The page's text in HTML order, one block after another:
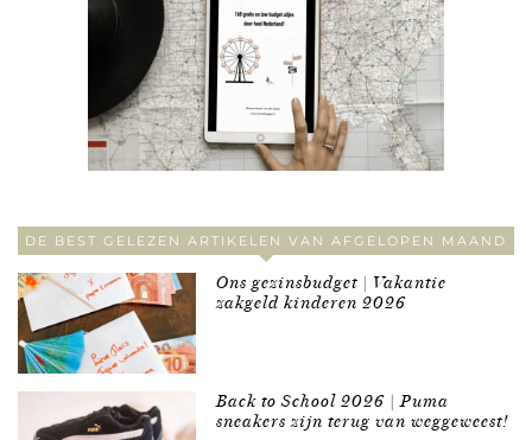
DE BEST GELEZEN ARTIKELEN VAN AFGELOPEN MAAND
Ons gezinsbudget | Vakantie
zakgeld kinderen 2026
Back to School 2026 | Puma
sneakers zijn terug van weggeweest!